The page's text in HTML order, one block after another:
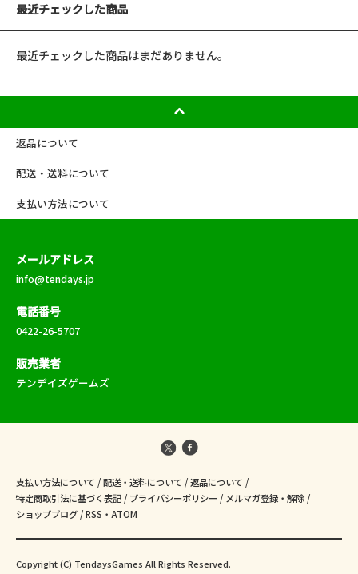
最近チェックした商品
最近チェックした商品はまだありません。
返品について
配送・送料について
支払い方法について
メールアドレス
info@tendays.jp
電話番号
0422-26-5707
販売業者
テンデイズゲームズ
支払い方法について /配送・送料について /返品について /
特定商取引法に基づく表記/ プライバシーポリシー/ メルマガ登録・解除/
ショップブログ/RSS ・ ATOM
Copyright (C) TendaysGames All Rights Reserved.